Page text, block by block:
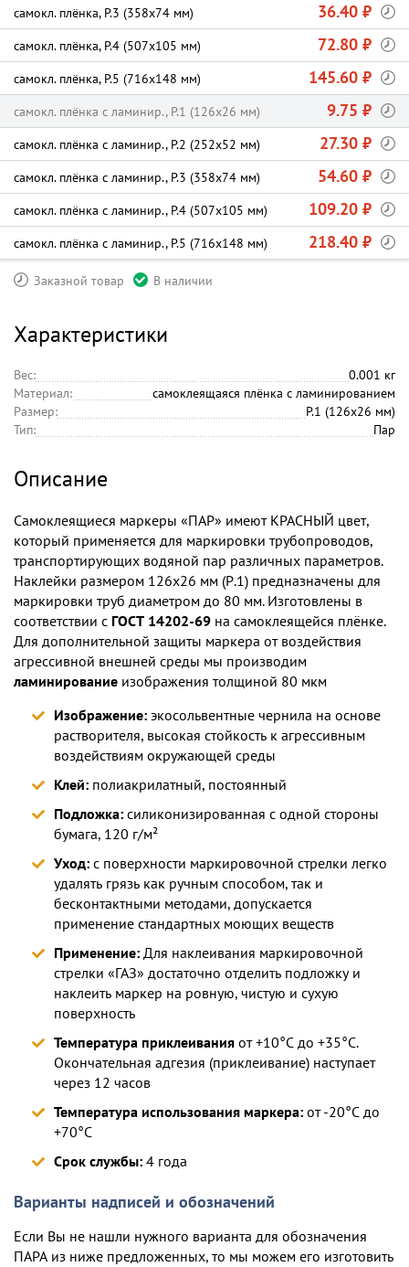
самокл. плёнка, P.3 (358х74 мм) 36.40 ₽
самокл. плёнка, P.4 (507х105 мм) 72.80 ₽
самокл. плёнка, P.5 (716х148 мм) 145.60 ₽
самокл. плёнка с ламинир., P.1 (126х26 мм) 9.75 ₽
самокл. плёнка с ламинир., P.2 (252х52 мм) 27.30 ₽
самокл. плёнка с ламинир., P.3 (358х74 мм) 54.60 ₽
самокл. плёнка с ламинир., P.4 (507х105 мм) 109.20 ₽
самокл. плёнка с ламинир., P.5 (716х148 мм) 218.40 ₽
Заказной товар В наличии
Характеристики
Вес:
0.001 кг
Материал:
самоклеящаяся плёнка с ламинированием
Размер:
P.1 (126х26 мм)
Тип:
Пар
Описание
Самоклеящиеся маркеры «ПАР» имеют КРАСНЫЙ цвет,
который применяется для маркировки трубопроводов,
транспортирующих водяной пар различных параметров.
Наклейки размером 126х26 мм (Р.1) предназначены для
маркировки труб диаметром до 80 мм. Изготовлены в
соответствии с ГОСТ 14202-69 на самоклеящейся плёнке.
Для дополнительной защиты маркера от воздействия
агрессивной внешней среды мы производим
ламинирование изображения толщиной 80 мкм
Изображение: экосольвентные чернила на основе
растворителя, высокая стойкость к агрессивным
воздействиям окружающей среды
Клей: полиакрилатный, постоянный
Подложка: силиконизированная с одной стороны
бумага, 120 г/м²
Уход: с поверхности маркировочной стрелки легко
удалять грязь как ручным способом, так и
бесконтактными методами, допускается
применение стандартных моющих веществ
Применение: Для наклеивания маркировочной
стрелки «ГАЗ» достаточно отделить подложку и
наклеить маркер на ровную, чистую и сухую
поверхность
Температура приклеивания от +10°С до +35°С.
Окончательная адгезия (приклеивание) наступает
через 12 часов
Температура использования маркера: от -20°С до
+70°С
Срок службы: 4 года
Варианты надписей и обозначений
Если Вы не нашли нужного варианта для обозначения
ПАРА из ниже предложенных, то мы можем его изготовить